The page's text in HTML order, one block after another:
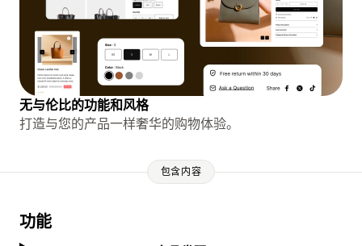
无与伦比的功能和风格
打造与您的产品一样奢华的购物体验。
包含内容
功能